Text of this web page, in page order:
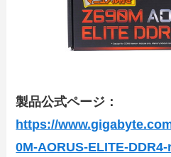
製品公式ページ：
https://
0M-AORUS-ELITE-